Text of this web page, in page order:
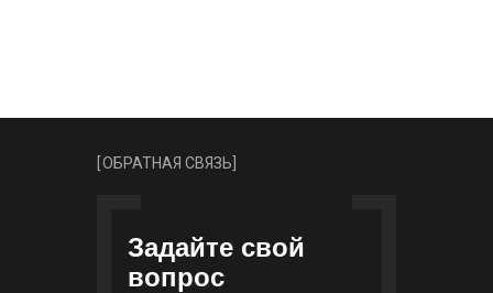
Задайте свой
вопрос
ОБРАТНАЯ СВЯЗЬ